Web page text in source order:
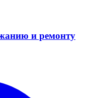
и ремонту